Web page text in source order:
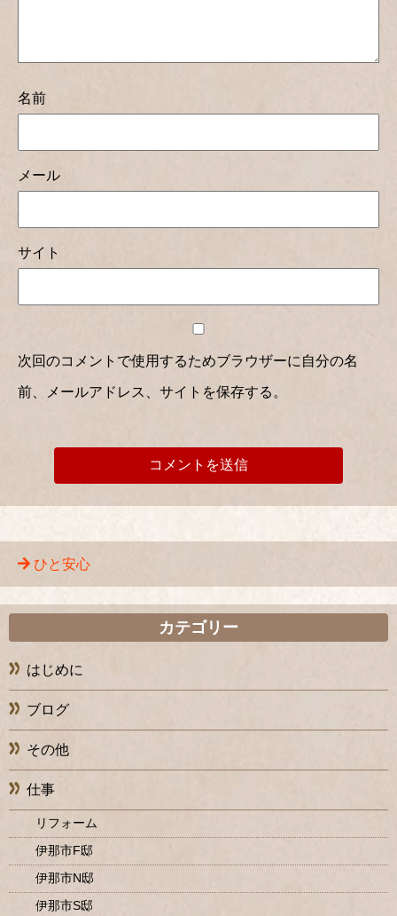
名前
メール
サイト
次回のコメントで使用するためブラウザーに自分の名
前、メールアドレス、サイトを保存する。
ひと安心
カテゴリー
はじめに
ブログ
その他
仕事
リフォーム
伊那市F邸
伊那市N邸
伊那市S邸